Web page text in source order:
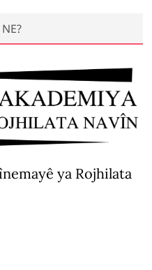
ya Rojhilata